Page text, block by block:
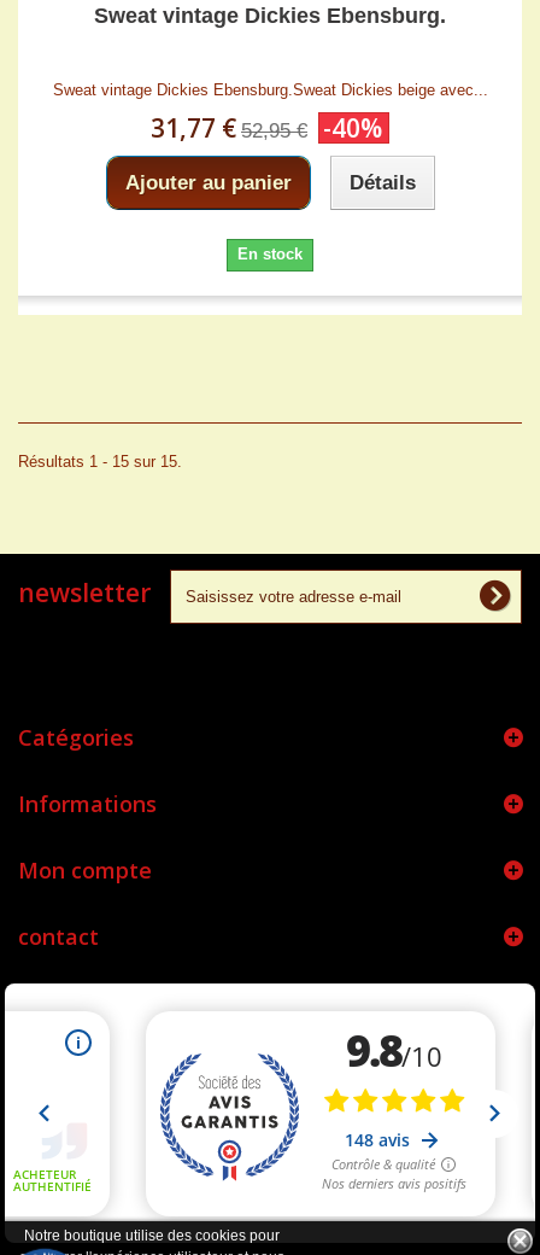
Notre boutique utilise des cookies pour
Sweat vintage Dickies Ebensburg.
Sweat vintage Dickies Ebensburg.Sweat Dickies beige avec...
31,77 € 52,95 € -40%
Ajouter au panier Détails
En stock
Résultats 1 - 15 sur 15.
newsletter
Catégories
Informations
Mon compte
contact